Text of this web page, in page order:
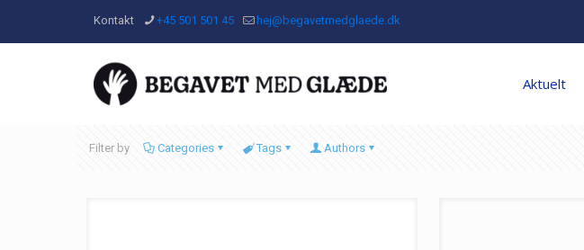
Kontakt +45 501 501 45 hej@begavetmedglaede.dk
Aktuelt
Filter by Categories Tags Authors